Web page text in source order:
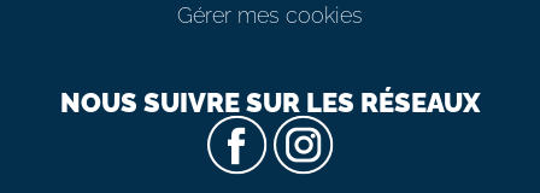
Gérer mes cookies
NOUS SUIVRE SUR LES RÉSEAUX